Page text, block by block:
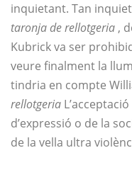
inquietant. Tan
taronja de rellotgeria ,
Kubrick va ser
veure finalment la
tindria en compte
rellotgeria
d’expressió o de la
de la vella ultra